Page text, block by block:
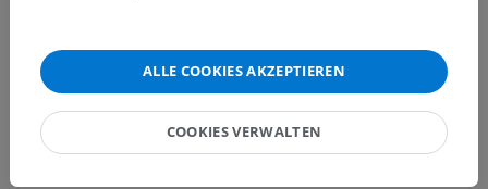
Übersetzungen
ALLE COOKIES AKZEPTIEREN
COOKIES VERWALTEN